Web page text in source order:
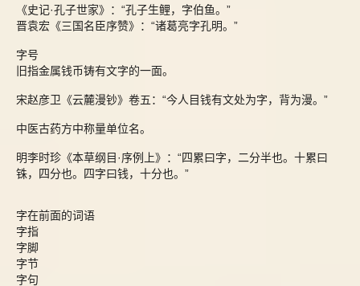
《史记·孔子世家》：“孔子生鲤，字伯鱼。”
晋袁宏《三国名臣序赞》：“诸葛亮字孔明。”
字号
旧指金属钱币铸有文字的一面。
宋赵彦卫《云麓漫钞》卷五：“今人目钱有文处为字，背为漫。”
中医古药方中称量单位名。
明李时珍《本草纲目·序例上》：“四累曰字，二分半也。十累曰
铢，四分也。四字曰钱，十分也。”
字在前面的词语
字指
字脚
字节
字句